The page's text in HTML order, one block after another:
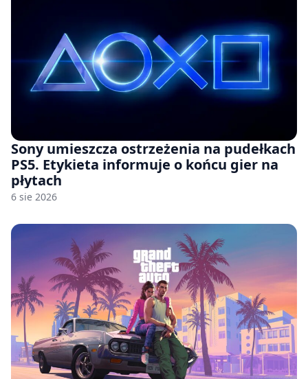
Sony umieszcza ostrzeżenia na pudełkach
PS5. Etykieta informuje o końcu gier na
płytach
6 sie 2026